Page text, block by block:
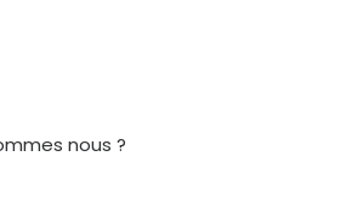
nous ?